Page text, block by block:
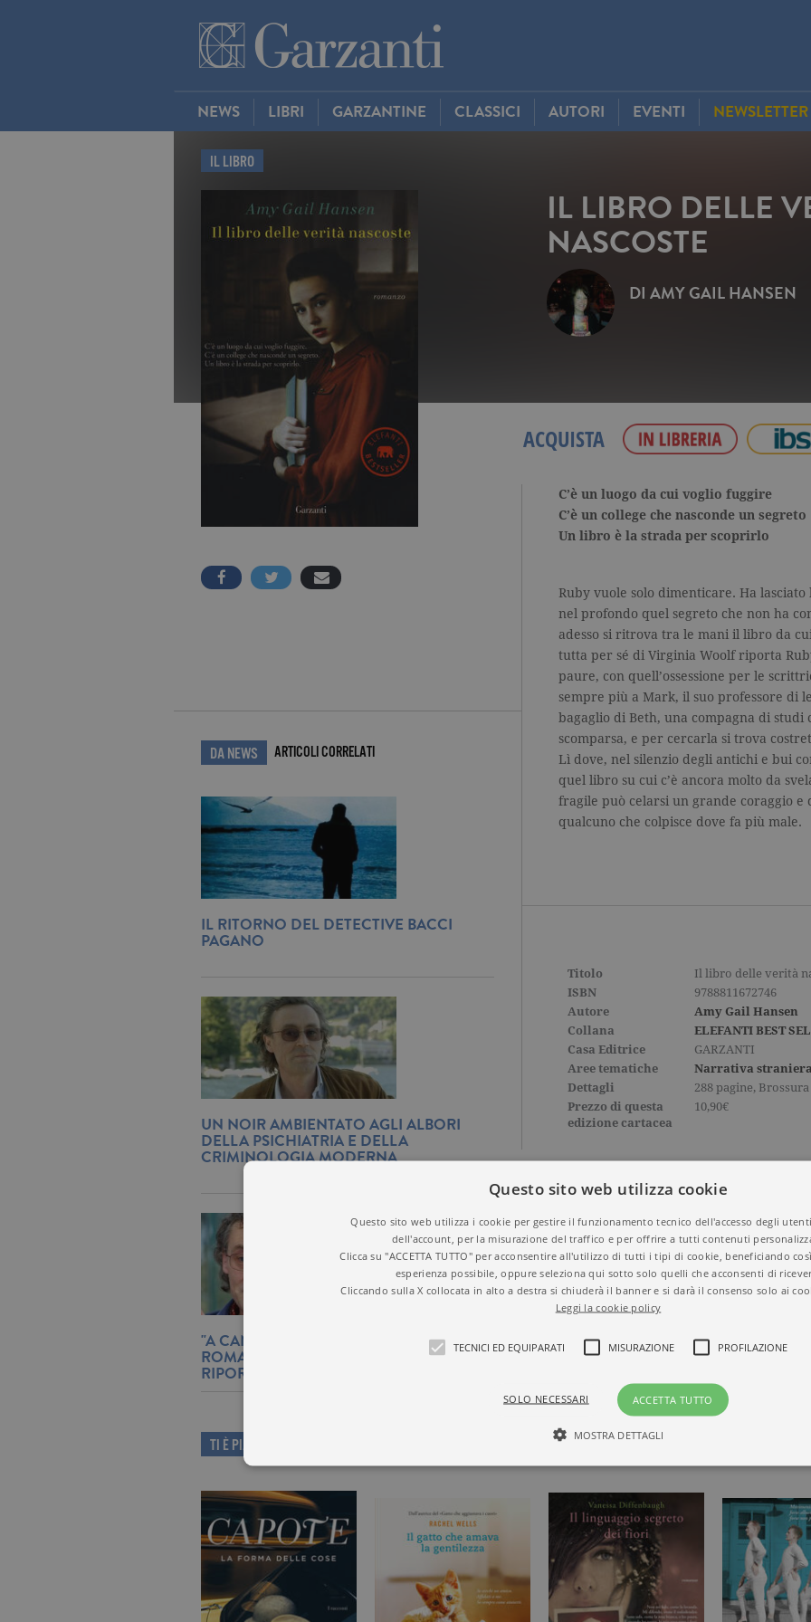
NEWS LIBRI GARZANTINE CLASSICI AUTORI EVENTI NEWSLETTER
IL LIBRO
IL LIBRO DELLE
NASCOSTE
DI AMY GAIL HANSEN
ACQUISTA
C’è un luogo da cui voglio fuggire
C’è un college che nasconde un segreto
Un libro è la strada per scoprirlo
Ruby vuole solo dimenticare. Ha
nel profondo quel segreto che non ha
adesso si ritrova tra le mani il libro da
tutta per sé di Virginia Woolf riporta
paure, con quell’ossessione per le
sempre più a Mark, il suo professore di
bagaglio di Beth, una compagna di studi
scomparsa, e per cercarla si trova
Lì dove, nel silenzio degli antichi e bui
quel libro su cui c’è ancora molto da
fragile può celarsi un grande coraggio e
qualcuno che colpisce dove fa più male.
Titolo
Il libro delle verità
ISBN
9788811672746
Autore
Amy Gail Hansen
Collana
ELEFANTI BEST
Casa Editrice
GARZANTI
Aree tematiche
Narrativa
Dettagli
288 pagine, Brossura
Prezzo di questa
edizione cartacea
10,90€
DA NEWS ARTICOLI CORRELATI
IL RITORNO DEL DETECTIVE BACCI
PAGANO
UN NOIR AMBIENTATO AGLI ALBORI
DELLA PSICHIATRIA E DELLA
CRIMINOLOGIA MODERNA
"A CANTARE FU IL CANE", IL NUOVO
ROMANZO DI ANDREA VITALI CI
RIPORTA AGLI ANNI '30
TI È PIACIUTO QUESTO LIBRO?
Questo sito web utilizza cookie
Questo sito web utilizza i cookie per gestire il funzionamento tecnico dell'accesso degli
dell'account, per la misurazione del traffico e per offrire a tutti contenuti
Clicca su "ACCETTA TUTTO" per acconsentire all'utilizzo di tutti i tipi di cookie, beneficiando
esperienza possibile, oppure seleziona qui sotto solo quelli che acconsenti di
Cliccando sulla X collocata in alto a destra si chiuderà il banner e si darà il consenso solo ai
Leggi la cookie policy
TECNICI ED EQUIPARATI MISURAZIONE PROFILAZIONE
ACCETTA TUTTO
SOLO NECESSARI
MOSTRA DETTAGLI
Misurazione Profilazione
I cookie tecnici sono strettamente necessari, consentono la funzionalità del sito Web principale come l'accesso degli
dell'account. Il sito Web non può essere utilizzato correttamente senza i cookie strettamente necessari. Col rispetto
Garante, i cookie analitici sono equiparati ai tecnici e dunque non necessitano del consenso.
Nome Dominio Scadenza
Descrizione